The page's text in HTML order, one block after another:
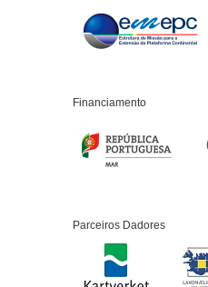
Financiamento
Parceiros Dadores